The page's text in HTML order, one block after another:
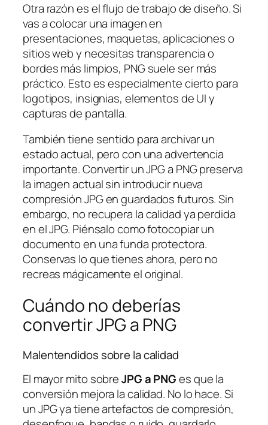
Otra razón es el flujo de trabajo de diseño. Si
vas a colocar una imagen en
presentaciones, maquetas, aplicaciones o
sitios web y necesitas transparencia o
bordes más limpios, PNG suele ser más
práctico. Esto es especialmente cierto para
logotipos, insignias, elementos de UI y
capturas de pantalla.
También tiene sentido para archivar un
estado actual, pero con una advertencia
importante. Convertir un JPG a PNG preserva
la imagen actual sin introducir nueva
compresión JPG en guardados futuros. Sin
embargo, no recupera la calidad ya perdida
en el JPG. Piénsalo como fotocopiar un
documento en una funda protectora.
Conservas lo que tienes ahora, pero no
recreas mágicamente el original.
Cuándo no deberías
convertir JPG a PNG
Malentendidos sobre la calidad
El mayor mito sobreJPG a PNGes que la
conversión mejora la calidad. No lo hace. Si
un JPG ya tiene artefactos de compresión,